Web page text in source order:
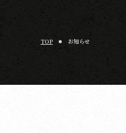
TOP お知らせ